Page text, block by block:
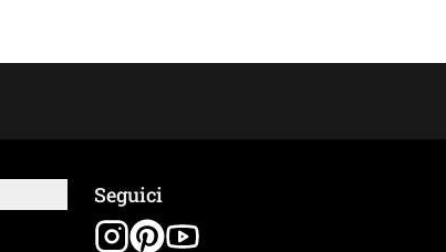
Seguici